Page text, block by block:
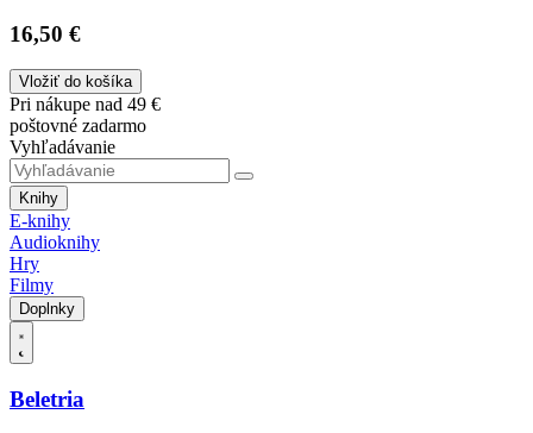
16,50 €
Vložiť do košíka
Pri nákupe nad 49 €
poštovné zadarmo
Vyhľadávanie
Knihy
E-knihy
Audioknihy
Hry
Filmy
Doplnky
Beletria